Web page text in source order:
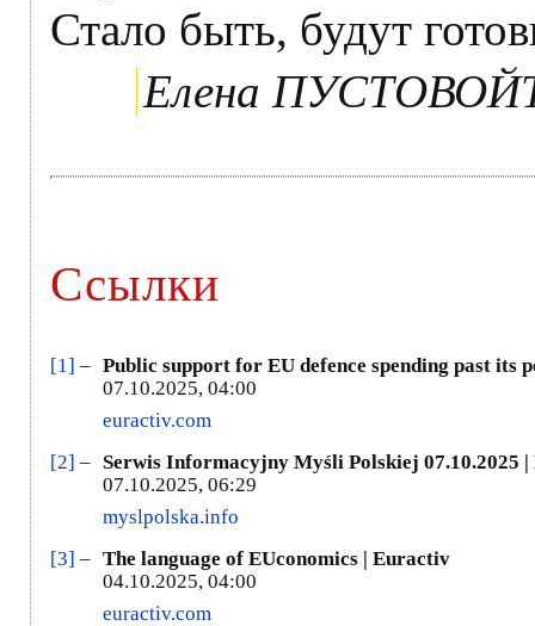
Стало быть, будут
Елена
Ссылки
[1] – Public support for EU defence spending past its
07.10.2025, 04:00
euractiv.com
[2] – Serwis Informacyjny Myśli Polskiej 07.10.2025 |
07.10.2025, 06:29
myslpolska.info
[3] – The language of EUconomics | Euractiv
04.10.2025, 04:00
euractiv.com